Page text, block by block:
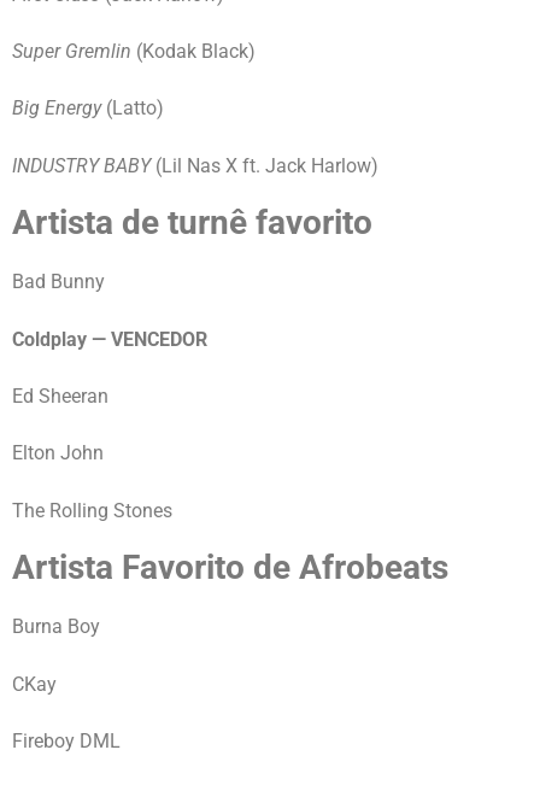
Super Gremlin (Kodak Black)
Big Energy (Latto)
INDUSTRY BABY(Lil Nas X ft. Jack Harlow)
Artista de turnê favorito
Bad Bunny
Coldplay — VENCEDOR
Ed Sheeran
Elton John
The Rolling Stones
Artista Favorito de Afrobeats
Burna Boy
CKay
Fireboy DML